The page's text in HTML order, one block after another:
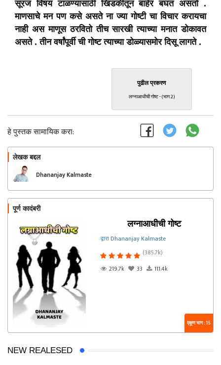
सूरज विषय टाळण्यासाठी खिडकीतून बाहेर बघत असतो .
माणसाचे मन पण कसे असते ना ज्या गोष्टी चा विचार करायचा
नाही अस माणूस ठरवितो तीच सारखी त्याच्या मनात डोकावत
असते . तीन वर्षांपूर्वी ची गोष्ट त्याच्या डोळ्यासमोर दिसू लागते .
पुढील प्रकरण
लग्नाआधीची गोष्ट - (भाग 2)
हे पुस्तक सामायिक करा:
लेखक बद्दल
Dhananjay Kalmaste
पूर्ण कादंबरी
लग्नाआधीची गोष्ट
द्वारा Dhananjay Kalmaste
(385.7k)
219.7k
33 111.4k
एकूण भाग : 15
NEW REALESED